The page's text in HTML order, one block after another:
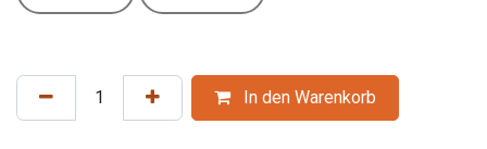
In den Warenkorb